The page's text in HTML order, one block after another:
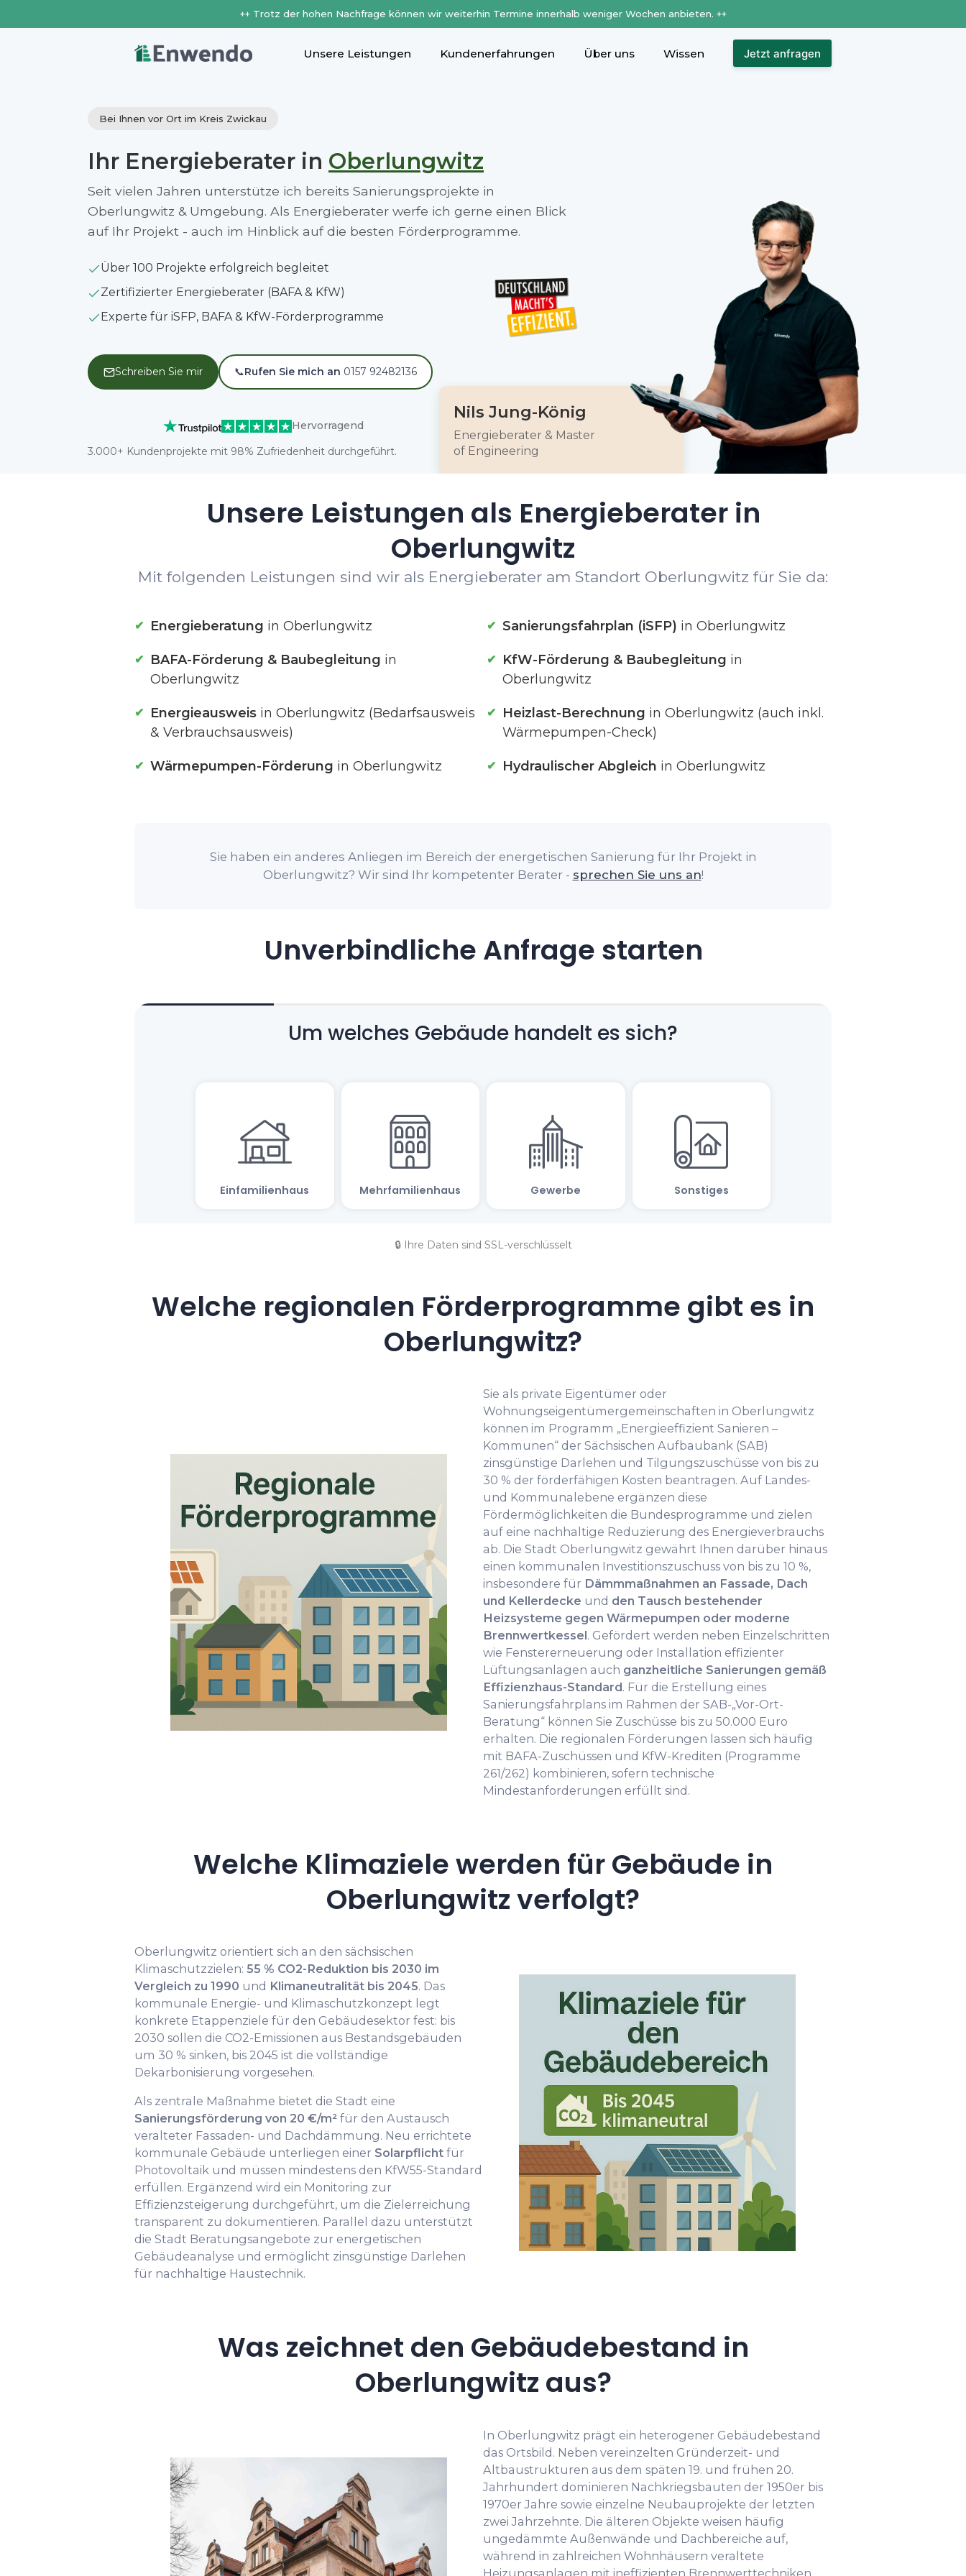
++ Trotz der hohen Nachfrage können wir weiterhin Termine innerhalb weniger Wochen anbieten. ++
Unsere Leistungen Kundenerfahrungen Über uns Wissen Jetzt anfragen
Bei Ihnen vor Ort im Kreis Zwickau
Ihr Energieberater in Oberlungwitz
Seit vielen Jahren unterstütze ich bereits Sanierungsprojekte in
Oberlungwitz & Umgebung. Als Energieberater werfe ich gerne einen Blick
auf Ihr Projekt - auch im Hinblick auf die besten Förderprogramme.
Über 100 Projekte erfolgreich begleitet
Zertifizierter Energieberater (BAFA & KfW)
Experte für iSFP, BAFA & KfW-Förderprogramme
Schreiben Sie mir 📞Rufen Sie mich an 0157 92482136
Hervorragend
3.000+ Kundenprojekte mit 98% Zufriedenheit durchgeführt.
Nils Jung-König
Energieberater & Master
of Engineering
Unsere Leistungen als Energieberater in
Oberlungwitz
Mit folgenden Leistungen sind wir als Energieberater am Standort Oberlungwitz für Sie da:
Energieberatung in Oberlungwitz Sanierungsfahrplan (iSFP) in Oberlungwitz
BAFA-Förderung & Baubegleitung in
Oberlungwitz
KfW-Förderung & Baubegleitung in
Oberlungwitz
Energieausweis in Oberlungwitz (Bedarfsausweis
& Verbrauchsausweis)
Heizlast-Berechnung in Oberlungwitz (auch inkl.
Wärmepumpen-Check)
Wärmepumpen-Förderung in Oberlungwitz Hydraulischer Abgleich in Oberlungwitz
Sie haben ein anderes Anliegen im Bereich der energetischen Sanierung für Ihr Projekt in
Oberlungwitz? Wir sind Ihr kompetenter Berater - sprechen Sie uns an!
Unverbindliche Anfrage starten
🔒 Ihre Daten sind SSL-verschlüsselt
Welche regionalen Förderprogramme gibt es in
Oberlungwitz?
Sie als private Eigentümer oder
Wohnungseigentümergemeinschaften in Oberlungwitz
können im Programm „Energieeffizient Sanieren –
Kommunen“ der Sächsischen Aufbaubank (SAB)
zinsgünstige Darlehen und Tilgungszuschüsse von bis zu
30 % der förderfähigen Kosten beantragen. Auf Landes-
und Kommunalebene ergänzen diese
Fördermöglichkeiten die Bundesprogramme und zielen
auf eine nachhaltige Reduzierung des Energieverbrauchs
ab. Die Stadt Oberlungwitz gewährt Ihnen darüber hinaus
einen kommunalen Investitionszuschuss von bis zu 10 %,
insbesondere für Dämmmaßnahmen an Fassade, Dach
und Kellerdecke und den Tausch bestehender
Heizsysteme gegen Wärmepumpen oder moderne
Brennwertkessel. Gefördert werden neben Einzelschritten
wie Fenstererneuerung oder Installation effizienter
Lüftungsanlagen auch ganzheitliche Sanierungen gemäß
Effizienzhaus-Standard. Für die Erstellung eines
Sanierungsfahrplans im Rahmen der SAB-„Vor-Ort-
Beratung“ können Sie Zuschüsse bis zu 50.000 Euro
erhalten. Die regionalen Förderungen lassen sich häufig
mit BAFA-Zuschüssen und KfW-Krediten (Programme
261/262) kombinieren, sofern technische
Mindestanforderungen erfüllt sind.
Welche Klimaziele werden für Gebäude in
Oberlungwitz verfolgt?
Oberlungwitz orientiert sich an den sächsischen
Klimaschutzzielen: 55 % CO2-Reduktion bis 2030 im
Vergleich zu 1990 und Klimaneutralität bis 2045. Das
kommunale Energie- und Klimaschutzkonzept legt
konkrete Etappenziele für den Gebäudesektor fest: bis
2030 sollen die CO2-Emissionen aus Bestandsgebäuden
um 30 % sinken, bis 2045 ist die vollständige
Dekarbonisierung vorgesehen.
Als zentrale Maßnahme bietet die Stadt eine
Sanierungsförderung von 20 €/m² für den Austausch
veralteter Fassaden- und Dachdämmung. Neu errichtete
kommunale Gebäude unterliegen einer Solarpflicht für
Photovoltaik und müssen mindestens den KfW55-Standard
erfüllen. Ergänzend wird ein Monitoring zur
Effizienzsteigerung durchgeführt, um die Zielerreichung
transparent zu dokumentieren. Parallel dazu unterstützt
die Stadt Beratungsangebote zur energetischen
Gebäudeanalyse und ermöglicht zinsgünstige Darlehen
für nachhaltige Haustechnik.
Was zeichnet den Gebäudebestand in
Oberlungwitz aus?
In Oberlungwitz prägt ein heterogener Gebäudebestand
das Ortsbild. Neben vereinzelten Gründerzeit- und
Altbaustrukturen aus dem späten 19. und frühen 20.
Jahrhundert dominieren Nachkriegsbauten der 1950er bis
1970er Jahre sowie einzelne Neubauprojekte der letzten
zwei Jahrzehnte. Die älteren Objekte weisen häufig
ungedämmte Außenwände und Dachbereiche auf,
während in zahlreichen Wohnhäusern veraltete
Heizungsanlagen mit ineffizienten Brennwerttechniken